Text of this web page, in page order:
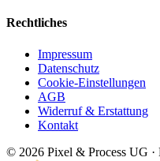
Rechtliches
Impressum
Datenschutz
Cookie-Einstellungen
AGB
Widerruf & Erstattung
Kontakt
© 2026 Pixel & Process UG